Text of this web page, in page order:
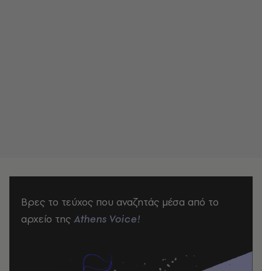
Βρες το τεύχος που αναζητάς μέσα από το
αρχείο της Athens Voice!